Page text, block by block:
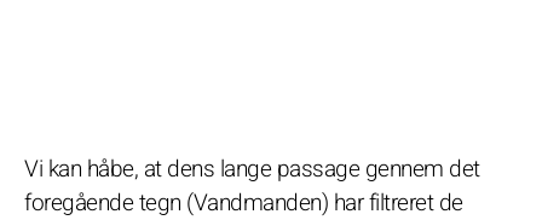
Vi kan håbe, at dens lange passage gennem det
foregående tegn (Vandmanden) har filtreret de